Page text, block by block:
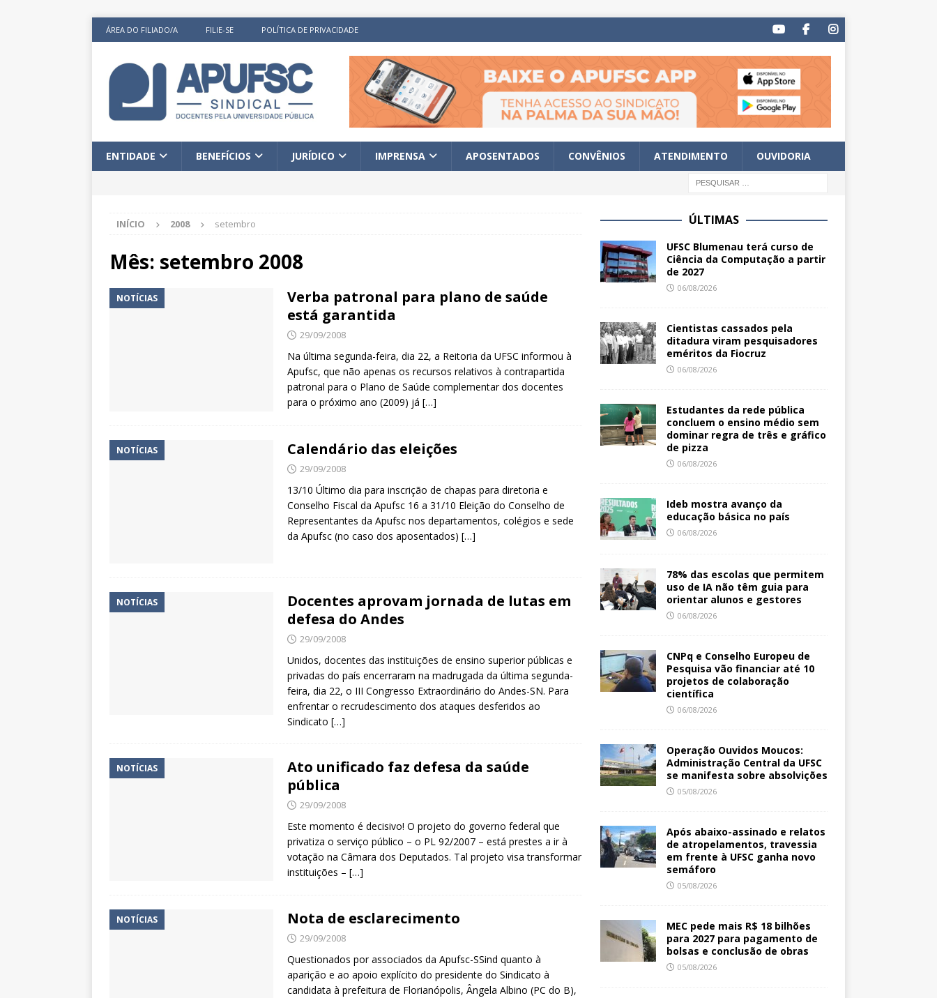
ÁREA DO FILIADO/A FILIE-SE POLÍTICA DE PRIVACIDADE
ENTIDADE BENEFÍCIOS JURÍDICO IMPRENSA APOSENTADOS CONVÊNIOS ATENDIMENTO OUVIDORIA
INÍCIO 2008 setembro
Mês: setembro 2008
NOTÍCIAS
Verba patronal para plano de saúde
está garantida
29/09/2008
Na última segunda-feira, dia 22, a Reitoria da UFSC informou à
Apufsc, que não apenas os recursos relativos à contrapartida
patronal para o Plano de Saúde complementar dos docentes
para o próximo ano (2009) já […]
NOTÍCIAS Calendário das eleições
29/09/2008
13/10 Último dia para inscrição de chapas para diretoria e
Conselho Fiscal da Apufsc 16 a 31/10 Eleição do Conselho de
Representantes da Apufsc nos departamentos, colégios e sede
da Apufsc (no caso dos aposentados) […]
NOTÍCIAS
Docentes aprovam jornada de lutas em
defesa do Andes
29/09/2008
Unidos, docentes das instituições de ensino superior públicas e
privadas do país encerraram na madrugada da última segunda-
feira, dia 22, o III Congresso Extraordinário do Andes-SN. Para
enfrentar o recrudescimento dos ataques desferidos ao
Sindicato […]
NOTÍCIAS
Ato unificado faz defesa da saúde
pública
29/09/2008
Este momento é decisivo! O projeto do governo federal que
privatiza o serviço público – o PL 92/2007 – está prestes a ir à
votação na Câmara dos Deputados. Tal projeto visa transformar
instituições – […]
NOTÍCIAS Nota de esclarecimento
29/09/2008
Questionados por associados da Apufsc-SSind quanto à
aparição e ao apoio explícito do presidente do Sindicato à
candidata à prefeitura de Florianópolis, Ângela Albino (PC do B),
ÚLTIMAS
UFSC Blumenau terá curso de
Ciência da Computação a partir
de 2027
06/08/2026
Cientistas cassados pela
ditadura viram pesquisadores
eméritos da Fiocruz
06/08/2026
Estudantes da rede pública
concluem o ensino médio sem
dominar regra de três e gráfico
de pizza
06/08/2026
Ideb mostra avanço da
educação básica no país
06/08/2026
78% das escolas que permitem
uso de IA não têm guia para
orientar alunos e gestores
06/08/2026
CNPq e Conselho Europeu de
Pesquisa vão financiar até 10
projetos de colaboração
científica
06/08/2026
Operação Ouvidos Moucos:
Administração Central da UFSC
se manifesta sobre absolvições
05/08/2026
Após abaixo-assinado e relatos
de atropelamentos, travessia
em frente à UFSC ganha novo
semáforo
05/08/2026
MEC pede mais R$ 18 bilhões
para 2027 para pagamento de
bolsas e conclusão de obras
05/08/2026